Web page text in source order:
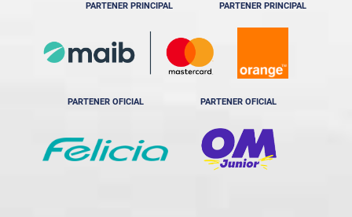
PARTENER PRINCIPAL PARTENER PRINCIPAL
PARTENER OFICIAL PARTENER OFICIAL